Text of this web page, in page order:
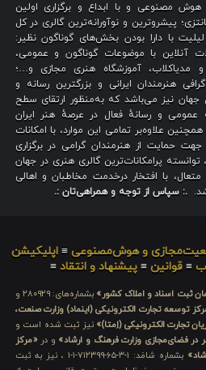
هوش مصنوعی و با ابداع و برگزاری اولین
پیشروترین و نوآورانه‌ترین گالری در کل
با دارا بودن بخش‌های گوناگون نظیر:
آنلاین با موضوعات گوناگون و عمومی،
و مدیاکلاب، آموزشگاه هنری مجازی و…؛
هنرمندان ایرانی و بزرگترین رسانه و
جهان نیز می‌باشد که به‌منظور ارتقای سطح
عمومی و رسانهٔ فعال در عرصهٔ هنر ایران
علاوه‌بر تمامی این موارد، با امکانات
حمایت از هنرمندان گرامی در برگزاری
توانسته پرامکانات‌ترین گالری هنری در جهان
با افتخار درخدمت مخاطبان و اهالی
.: سپاس از توجه و همراهی‌تان :.
و هوش‌مصنوعی ≡ اپلیکیشن
≡قوانین ≡پیشنهاد و انتقاد ≡
ثبت اسناد و املاک کشور»
بشماره‌های: ۲۸۰۹۲۹ و
توسعه تجارت الکترونیکی (اینماد) وزارت صنعت،
تجارت الکترونیکی (اِمتا)» نیز ثبت شده است و
فضای‌مجازی وزارت فرهنگ و ارشاد» و در«مرکز
بشماره شامَد: ۱-۳-۶۵-۷۱۲۳۹۹-۱-۱ ، نیز به ثبت